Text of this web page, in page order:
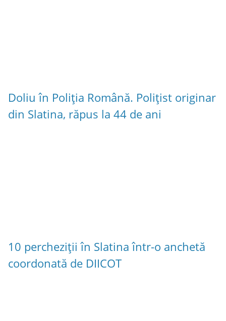
Doliu în Poliția Română. Polițist originar
din Slatina, răpus la 44 de ani
10 percheziții în Slatina într-o anchetă
coordonată de DIICOT